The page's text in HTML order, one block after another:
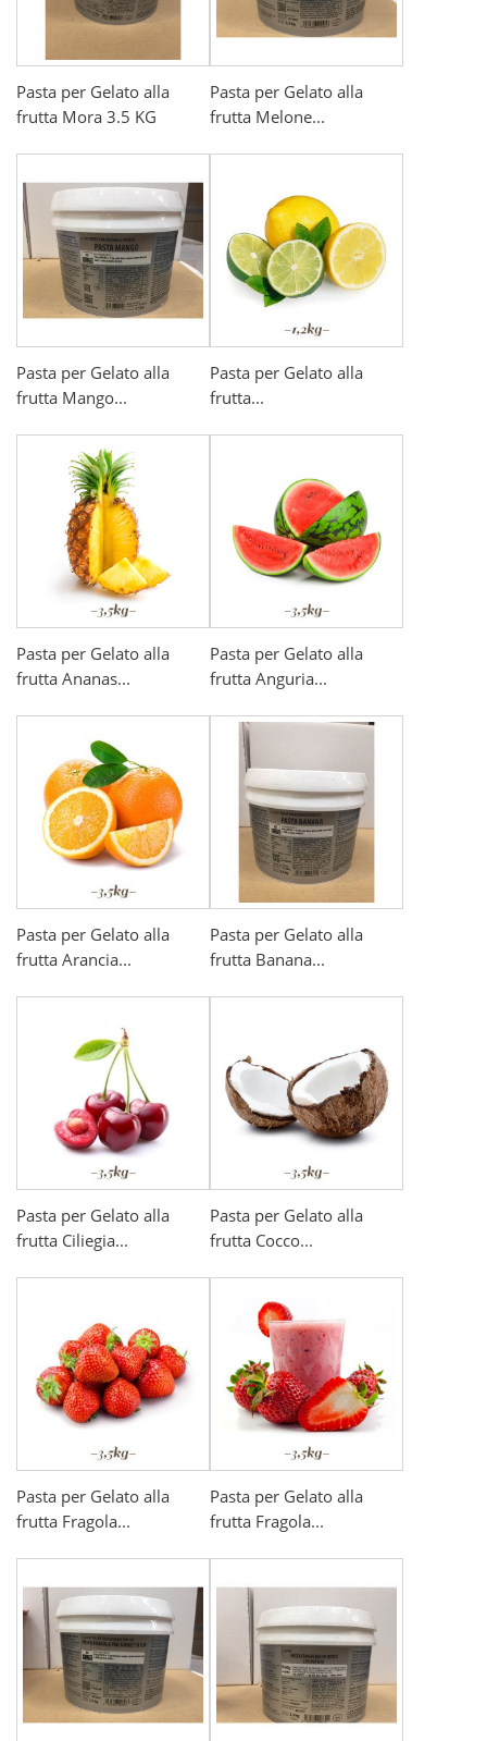
Pasta per Gelato alla
frutta Mora 3.5 KG
Pasta per Gelato alla
frutta Melone...
Pasta per Gelato alla
frutta Mango...
Pasta per Gelato alla
frutta...
Pasta per Gelato alla
frutta Ananas...
Pasta per Gelato alla
frutta Anguria...
Pasta per Gelato alla
frutta Arancia...
Pasta per Gelato alla
frutta Banana...
Pasta per Gelato alla
frutta Ciliegia...
Pasta per Gelato alla
frutta Cocco...
Pasta per Gelato alla
frutta Fragola...
Pasta per Gelato alla
frutta Fragola...